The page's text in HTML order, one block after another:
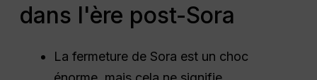
dans l'ère post-Sora
La fermeture de Sora est un choc